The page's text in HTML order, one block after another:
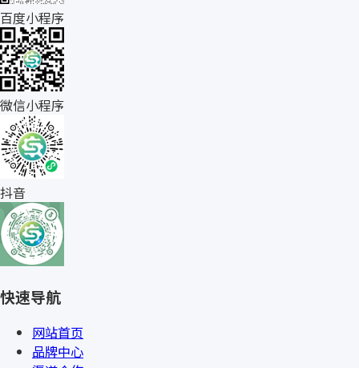
百度小程序
微信小程序
抖音
快速导航
网站首页
品牌中心